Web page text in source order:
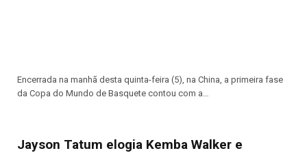
Encerrada na manhã desta quinta-feira (5), na China, a primeira fase
da Copa do Mundo de Basquete contou com a…
Jayson Tatum elogia Kemba Walker e